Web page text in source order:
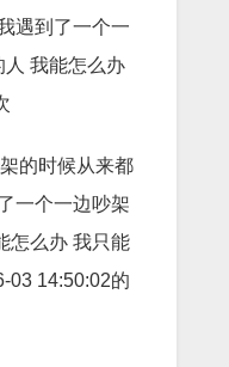
遇到了一个一
我能怎么办
的时候从来都
一个一边吵架
怎么办 我只能
03 14:50:02的